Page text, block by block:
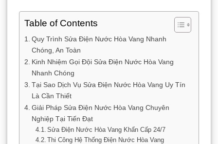
Table of Contents
Quy Trình Sửa Điện Nước Hòa Vang Nhanh
Chóng, An Toàn
Kinh Nhiệm Gọi Đội Sửa Điện Nước Hòa Vang
Nhanh Chóng
Tại Sao Dịch Vụ Sửa Điện Nước Hòa Vang Uy Tín
Là Cần Thiết
Giải Pháp Sửa Điện Nước Hòa Vang Chuyên
Nghiệp Tại Tiến Đạt
Sửa Điện Nước Hòa Vang Khẩn Cấp 24/7
Thi Công Hệ Thống Điện Nước Hòa Vang